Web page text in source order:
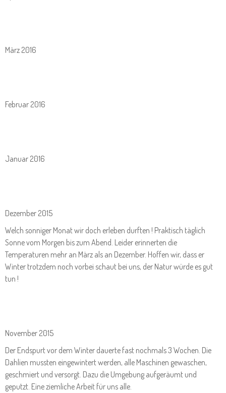
März 2016
Februar 2016
Januar 2016
Dezember 2015
Welch sonniger Monat wir doch erleben durften ! Praktisch täglich
Sonne vom Morgen bis zum Abend. Leider erinnerten die
Temperaturen mehr an März als an Dezember. Hoffen wir, dass er
Winter trotzdem noch vorbei schaut bei uns, der Natur würde es gut
tun !
November 2015
Der Endspurt vor dem Winter dauerte fast nochmals 3 Wochen. Die
Dahlien mussten eingewintert werden, alle Maschinen gewaschen,
geschmiert und versorgt. Dazu die Umgebung aufgeräumt und
geputzt. Eine ziemliche Arbeit für uns alle.